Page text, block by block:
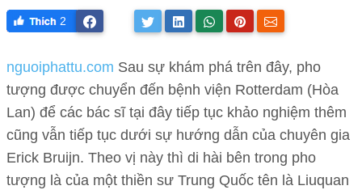
2
nguoiphattu.com Sau sự khám phá trên đây, pho
tượng được chuyển đến bệnh viện Rotterdam (Hòa
Lan) để các bác sĩ tại đây tiếp tục khảo nghiệm thêm
cũng vẫn tiếp tục dưới sự hướng dẫn của chuyên gia
Erick Bruijn. Theo vị này thì di hài bên trong pho
tượng là của một thiền sư Trung Quốc tên là Liuquan